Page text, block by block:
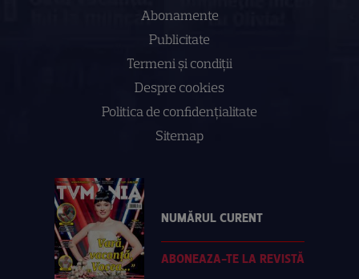
Abonamente
Publicitate
Termeni și condiții
Despre cookies
Politica de confidenţialitate
Sitemap
NUMĂRUL CURENT
ABONEAZA-TE LA REVISTĂ